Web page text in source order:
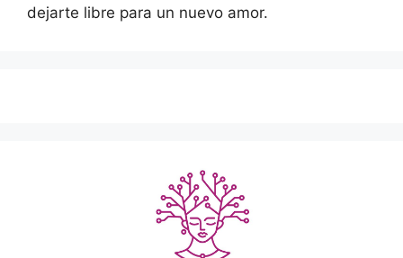
dejarte libre para un nuevo amor.